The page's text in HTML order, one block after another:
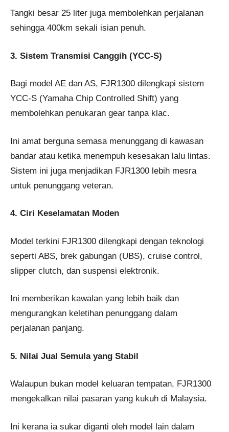
Tangki besar 25 liter juga membolehkan perjalanan
sehingga 400km sekali isian penuh.
3. Sistem Transmisi Canggih (YCC-S)
Bagi model AE dan AS, FJR1300 dilengkapi sistem
YCC-S (Yamaha Chip Controlled Shift) yang
membolehkan penukaran gear tanpa klac.
Ini amat berguna semasa menunggang di kawasan
bandar atau ketika menempuh kesesakan lalu lintas.
Sistem ini juga menjadikan FJR1300 lebih mesra
untuk penunggang veteran.
4. Ciri Keselamatan Moden
Model terkini FJR1300 dilengkapi dengan teknologi
seperti ABS, brek gabungan (UBS), cruise control,
slipper clutch, dan suspensi elektronik.
Ini memberikan kawalan yang lebih baik dan
mengurangkan keletihan penunggang dalam
perjalanan panjang.
5. Nilai Jual Semula yang Stabil
Walaupun bukan model keluaran tempatan, FJR1300
mengekalkan nilai pasaran yang kukuh di Malaysia.
Ini kerana ia sukar diganti oleh model lain dalam